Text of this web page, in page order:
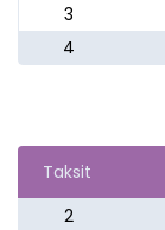
3
4
Taksit
2